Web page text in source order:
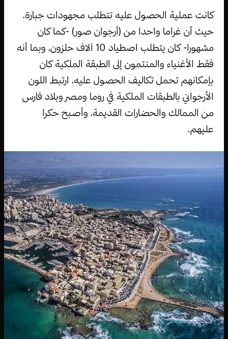
كانت عملية الحصول عليه تتطلب مجهودات جبارة،
حيث أن غراما واحدا من (أرجوان صور) -كما كان
مشهورا- كان يتطلب اصطياد 10 آلاف حلزون، وبما أنه
فقط الأغنياء والمنتمون إلى الطبقة الملكية كان
بإمكانهم تحمل تكاليف الحصول عليه، ارتبط اللون
الأرجواني بالطبقات الملكية في روما ومصر وبلاد فارس
من الممالك والحضارات القديمة، وأصبح حكرا
عليهم.